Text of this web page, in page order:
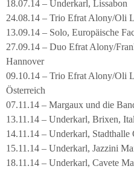
18.07.14 – Underkarl, Lissabon
24.08.14 – Trio Efrat Alony/Oli
13.09.14 – Solo, Europäische
27.09.14 – Duo Efrat Alony/
Hannover
09.10.14 – Trio Efrat Alony/Oli
Österreich
07.11.14 – Margaux und die
13.11.14 – Underkarl, Brixen,
14.11.14 – Underkarl, Stadthalle
15.11.14 – Underkarl, Jazzini
18.11.14 – Underkarl, Cavete